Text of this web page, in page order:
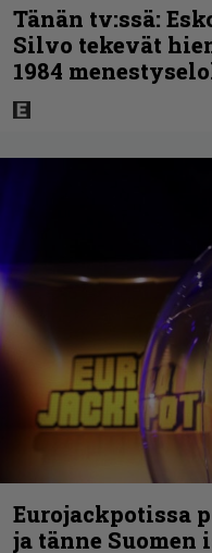
Tänän tv:ssä:
Silvo tekevät
1984
Eurojackpotissa
ja tänne